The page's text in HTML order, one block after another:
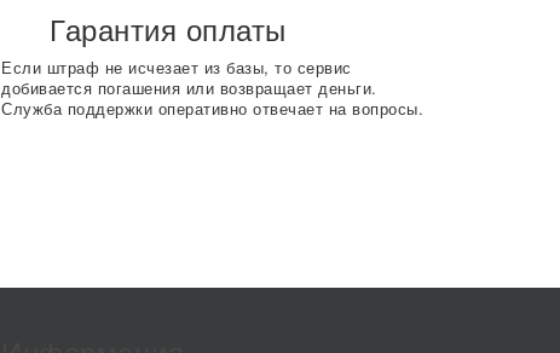
Гарантия оплаты
Если штраф не исчезает из базы, то сервис
добивается погашения или возвращает деньги.
Служба поддержки оперативно отвечает на вопросы.